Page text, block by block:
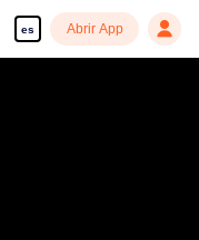
es Abrir App